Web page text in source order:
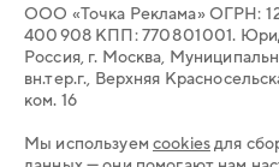
ООО «Точка Реклама» ОГРН: 1
400 908 КПП: 770 801 001.
Россия, г. Москва,
вн.тер.г., Верхняя
ком. 16
Мы используем cookiesдля